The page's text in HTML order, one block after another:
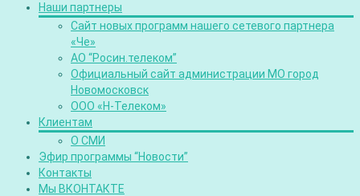
Наши партнеры
Сайт новых программ нашего сетевого партнера
«Че»
АО “Росин.телеком”
Официальный сайт администрации МО город
Новомосковск
ООО «Н-Телеком»
Клиентам
О СМИ
Эфир программы “Новости”
Контакты
Мы ВКОНТАКТЕ